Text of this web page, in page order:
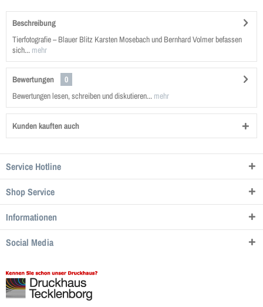
Beschreibung
Tierfotografie – Blauer Blitz Karsten Mosebach und Bernhard Volmer befassen
sich... mehr
Bewertungen
0
Bewertungen lesen, schreiben und diskutieren... mehr
Kunden kauften auch
Service Hotline
Shop Service
Informationen
Social Media